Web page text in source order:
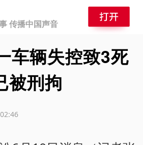
传播中国声音
车辆失控致3死
被刑拘